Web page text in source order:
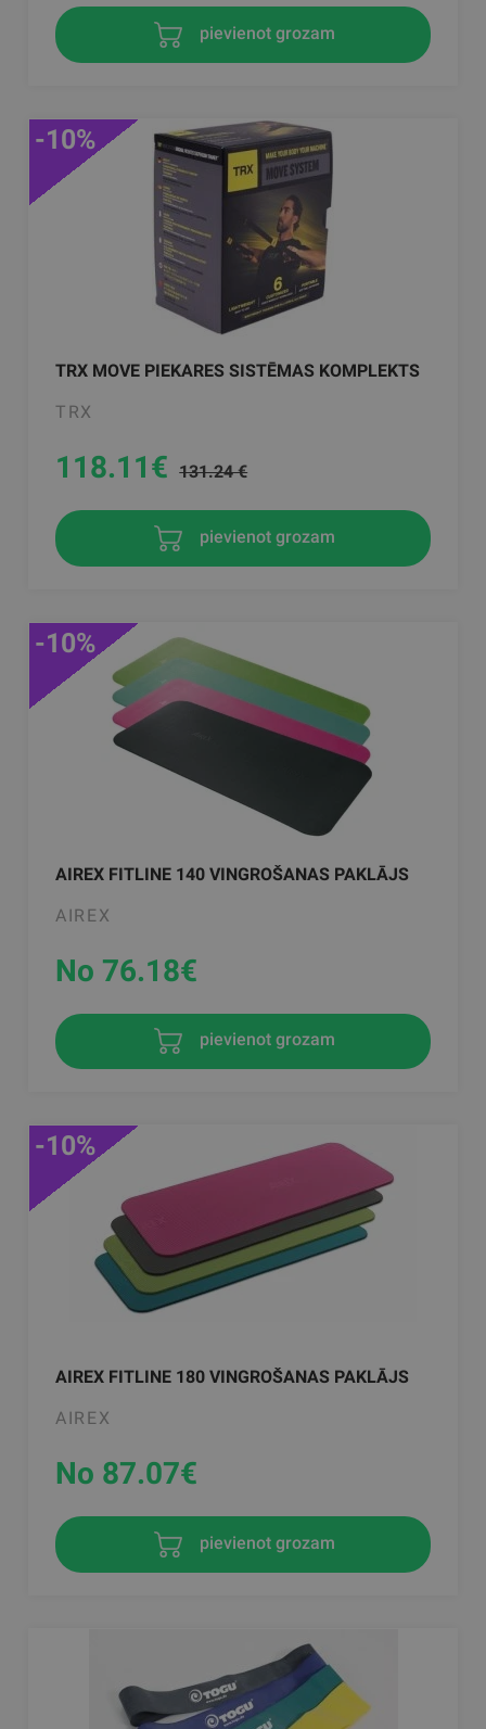
pievienot grozam
TRX MOVE PIEKARES SISTĒMAS KOMPLEKTS
TRX
-10%
118.11€ 131.24 €
pievienot grozam
AIREX FITLINE 140 VINGROŠANAS PAKLĀJS
AIREX
-10%
No 76.18€
pievienot grozam
AIREX FITLINE 180 VINGROŠANAS PAKLĀJS
AIREX
-10%
No 87.07€
pievienot grozam